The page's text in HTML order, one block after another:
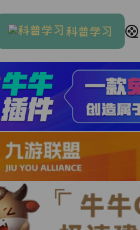
科普学习